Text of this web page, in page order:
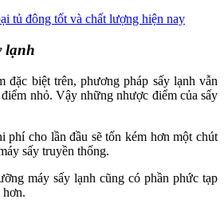
tủ đông tốt và chất lượng hiện nay
lạnh
đặc biệt trên, phương pháp sấy lạnh vẫn
nhỏ. Vậy những nhược điểm của sấy
phí cho lần đầu sẽ tốn kém hơn một chút
sấy truyền thống.
máy sấy lạnh cũng có phần phức tạp
hơn.